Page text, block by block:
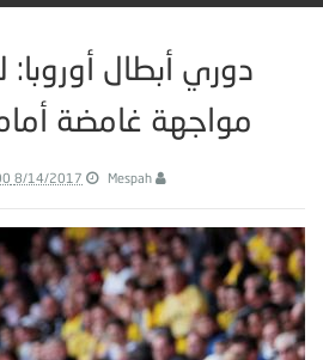
دوري أبطال
مواجهة غامضة
Mespah 8/14/2017 09:02:00 م